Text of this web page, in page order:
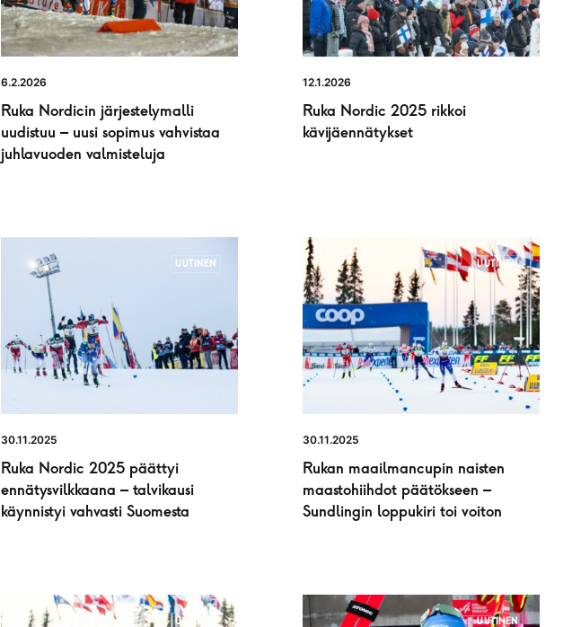
6.2.2026
Ruka Nordicin järjestelymalli
uudistuu – uusi sopimus vahvistaa
juhlavuoden valmisteluja
12.1.2026
Ruka Nordic 2025 rikkoi
kävijäennätykset
UUTINEN
30.11.2025
Ruka Nordic 2025 päättyi
ennätysvilkkaana – talvikausi
käynnistyi vahvasti Suomesta
UUTINEN
30.11.2025
Rukan maailmancupin naisten
maastohiihdot päätökseen –
Sundlingin loppukiri toi voiton
UUTINEN UUTINEN